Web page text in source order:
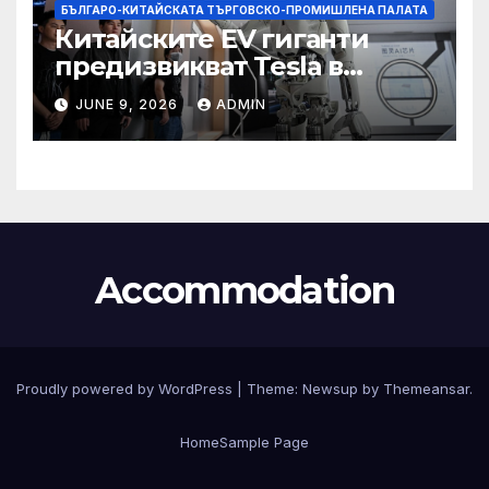
БЪЛГАРО-КИТАЙСКАТА ТЪРГОВСКО-ПРОМИШЛЕНА ПАЛАТА
Китайските EV гиганти
предизвикват Tesla в
надпреварата за
комерсиализиране на
хуманоидни роботи
JUNE 9, 2026 ADMIN
Accommodation
Proudly powered by WordPress Theme: Newsup by Themeansar.
HomeSample Page